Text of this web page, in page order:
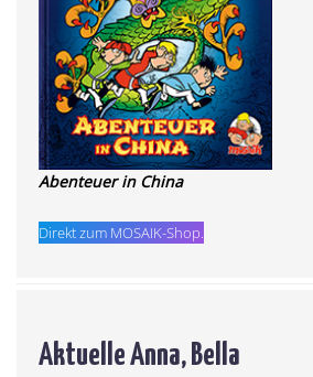
Abenteuer in China
Direkt zum MOSAIK-Shop.
Aktuelle Anna, Bella